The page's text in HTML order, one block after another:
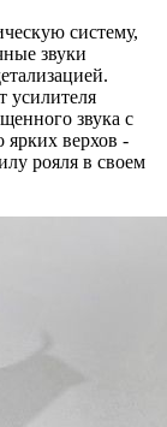
систему,
звуки
усилителя
звука с
ярких верхов -
рояля в своем